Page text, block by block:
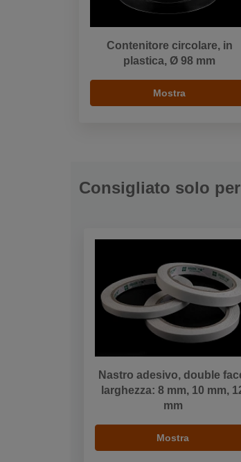
Contenitore circolare, in
plastica, Ø 98 mm
Mostra
Consigliato solo
Nastro adesivo, double
larghezza: 8 mm, 10 mm,
mm
Mostra